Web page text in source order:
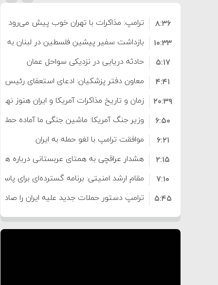
ترامپ: مذاکرات با تهران خوب پیش می‌رود
۸:۳۶
بازداشت سفیر پیشین فلسطین در لبنان به
۱۰:۳۳
حادثه دریایی در نزدیکی سواحل عمان
۵:۱۷
معاون دفتر پزشکیان: ادعای استعفای
است
۴:۴۱
زمان و تاریخ مذاکرات آمریکا و ایران هنوز
۲۰:۳۹
وزیر جنگ آمریکا: ماشین جنگی ما آماده حمله
۶:۵۰
موافقت ترامپ با لغو حمله به ایران
۶:۲۱
هشدار عراقچی به همتای عربستانی درباره
۲:۱۵
مقام ارشد امنیتی: برنامه گسترده‌ای برای پاسخ
۷:۱۰
ترامپ دستور حملات جدید علیه ایران را صادر
۵:۴۵
سپاه: دو نفتکش متخلف مورد اصابت قرار
۱۲:۵۹
ترامپ مدعی توافق تاریخی برای خلع سلاح